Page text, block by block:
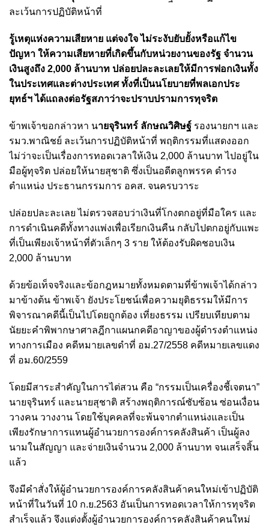
ละเว้นการปฏิบัติหน้าที่
รู้เหตุแห่งความเสียหาย แต่จงใจ ไม่ระงับยับยั้งหรือแก้ไข
ปัญหา ให้ความเสียหายที่เกิดขึ้นกับหน่วยงานของรัฐ จำนวน
เงินสูงถึง 2,000 ล้านบาท ปล่อยปละละเลยให้มีการฟอกเงินทั้ง
ในประเทศและต่างประเทศ ทั้งที่เป็นนโยบายที่พลเอกประ
ยุทธ์ฯ ได้แถลงต่อรัฐสภาว่าจะปราบปรามการทุจริต
ข้าพเจ้าขอกล่าวหา นายจุรินทร์ ลักษณวิศิษฐ์ รองนายกฯ และ
รมว.พาณิชย์ ละเว้นการปฏิบัติหน้าที่ พฤติกรรมที่แสดงออก
ไม่ว่าจะเป็นเรื่องการทอดเวลาให้เงิน 2,000 ล้านบาท ไปอยู่ใน
มือผู้ทุจริต ปล่อยให้นายสุชาติ ซึ่งเป็นอดีตลูกพรรค ดำรง
ตำแหน่ง ประธานกรรมการ อคส. จนครบวาระ
ปล่อยปละละเลย ไม่ตรวจสอบว่าเงินที่โกงตกอยู่ที่มือใคร และ
การดำเนินคดีทั้งทางแพ่งเพื่อเรียกเงินคืน กลับไปตกอยู่กับแพะ
ที่เป็นเพียงเจ้าหน้าที่ตัวเล็กๆ 3 ราย ให้ต้องรับผิดชอบเงิน
2,000 ล้านบาท
ด้วยข้อเท็จจริงและข้อกฎหมายทั้งหมดตามที่ข้าพเจ้าได้กล่าว
มาข้างต้น ข้าพเจ้า ยังประโยชน์เพื่อความยุติธรรมให้มีการ
พิจารณาคดีนี้เป็นไปโดยถูกต้อง เที่ยงธรรม เปรียบเทียบตาม
นัยยะคำพิพากษาศาลฎีกาแผนกคดีอาญาของผู้ดำรงตำแหน่ง
ทางการเมือง คดีหมายเลขดำที่ อม.27/2558 คดีหมายเลขแดง
ที่ อม.60/2559
โดยมีสาระสำคัญในการไต่สวน คือ “กรรมเป็นเครื่องชี้เจตนา”
นายจุรินทร์ และนายสุชาติ สร้างพฤติการณ์ซับซ้อน ซ่อนเงื่อน
วางคน วางงาน โดยใช้บุคคลที่จะพ้นจากตำแหน่งและเป็น
เพียงรักษาการแทนผู้อำนวยการองค์การคลังสินค้า เป็นผู้ลง
นามในสัญญา และจ่ายเงินจำนวน 2,000 ล้านบาท จนเสร็จสิ้น
แล้ว
จึงมีคำสั่งให้ผู้อำนวยการองค์การคลังสินค้าคนใหม่เข้าปฏิบัติ
หน้าที่ในวันที่ 10 ก.ย.2563 อันเป็นการทอดเวลาให้การทุจริต
สำเร็จแล้ว จึงแต่งตั้งผู้อำนวยการองค์การคลังสินค้าคนใหม่